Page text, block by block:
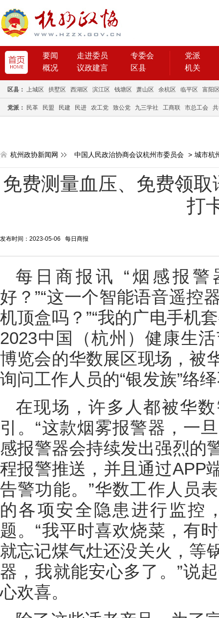
要闻 走进委员
专委会
概况
议政建言 区县
党派
机关
区县： 上城区 拱墅区 西湖区 滨江区 钱塘区 萧山区 余杭区 临平区 富阳
党派： 民革 民盟 民建 民进 农工党 致公党 九三学社 工商联 市总工会
杭州政协新闻网 中国人民政治协商会议杭州市委员会 > 城市杭
免费测量血压、免费领
打
发布时间：2023-05-06 每日商报
每日商报讯 “烟感报
好？”“这一个智能语音遥控
机顶盒吗？”“我的广电手机
2023中国（杭州）健康生
博览会的华数展区现场，被
询问工作人员的“银发族”络
在现场，许多人都被华
引。“这款烟雾报警器，一
感报警器会持续发出强烈的
程报警推送，并且通过APP
告警功能。”华数工作人员
的各项安全隐患进行监控
题。“我平时喜欢烧菜，有
就忘记煤气灶还没关火，等
器，我就能安心多了。”说
心欢喜。